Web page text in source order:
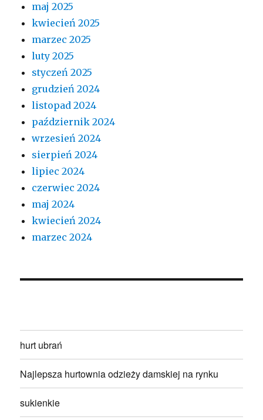
maj 2025
kwiecień 2025
marzec 2025
luty 2025
styczeń 2025
grudzień 2024
listopad 2024
październik 2024
wrzesień 2024
sierpień 2024
lipiec 2024
czerwiec 2024
maj 2024
kwiecień 2024
marzec 2024
hurt ubrań
Najlepsza hurtownia odzieży damskiej na rynku
sukienkie